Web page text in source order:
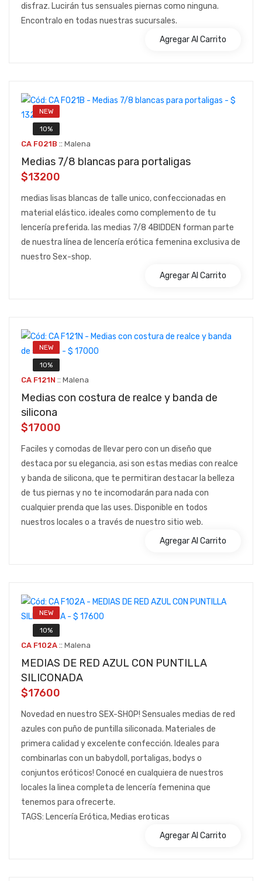
disfraz. Lucirán tus sensuales piernas como ninguna.
Encontralo en todas nuestras sucursales.
Agregar Al Carrito
NEW
10%
CA F021B :: Malena
Medias 7/8 blancas para portaligas
$13200
medias lisas blancas de talle unico, confeccionadas en
material elástico. ideales como complemento de tu
lencería preferida. las medias 7/8 4BIDDEN forman parte
de nuestra línea de lencería erótica femenina exclusiva de
nuestro Sex-shop.
Agregar Al Carrito
NEW
10%
CA F121N :: Malena
Medias con costura de realce y banda de
silicona
$17000
Faciles y comodas de llevar pero con un diseño que
destaca por su elegancia, asi son estas medias con realce
y banda de silicona, que te permitiran destacar la belleza
de tus piernas y no te incomodarán para nada con
cualquier prenda que las uses. Disponible en todos
nuestros locales o a través de nuestro sitio web.
Agregar Al Carrito
NEW
10%
CA F102A :: Malena
MEDIAS DE RED AZUL CON PUNTILLA
SILICONADA
$17600
Novedad en nuestro SEX-SHOP! Sensuales medias de red
azules con puño de puntilla siliconada. Materiales de
primera calidad y excelente confección. Ideales para
combinarlas con un babydoll, portaligas, bodys o
conjuntos eróticos! Conocé en cualquiera de nuestros
locales la linea completa de lencería femenina que
tenemos para ofrecerte.
TAGS: Lencería Erótica, Medias eroticas
Agregar Al Carrito